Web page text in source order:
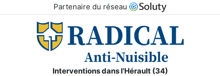
Partenaire du réseau
Interventions dans l'Hérault (34)